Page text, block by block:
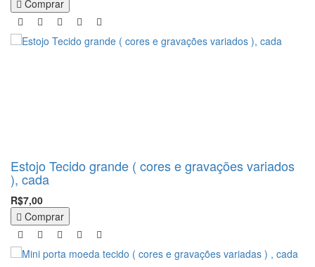
Comprar
Estojo Tecido grande ( cores e gravações variados
), cada
R$7,00
Comprar